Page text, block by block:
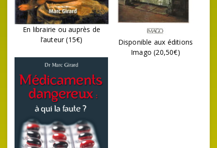
En librairie ou auprès de
l’auteur (15€)
Disponible aux éditions
Imago (20,50€)